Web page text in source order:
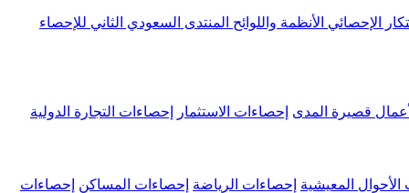
الإحصائي الأنظمة واللوائح المنتدى السعودي الثاني للإحصاء
قصيرة المدى إحصاءات الاستثمار إحصاءات التجارة الدولية
الأحوال المعيشية إحصاءات الرياضة إحصاءات المساكن إحصاءات